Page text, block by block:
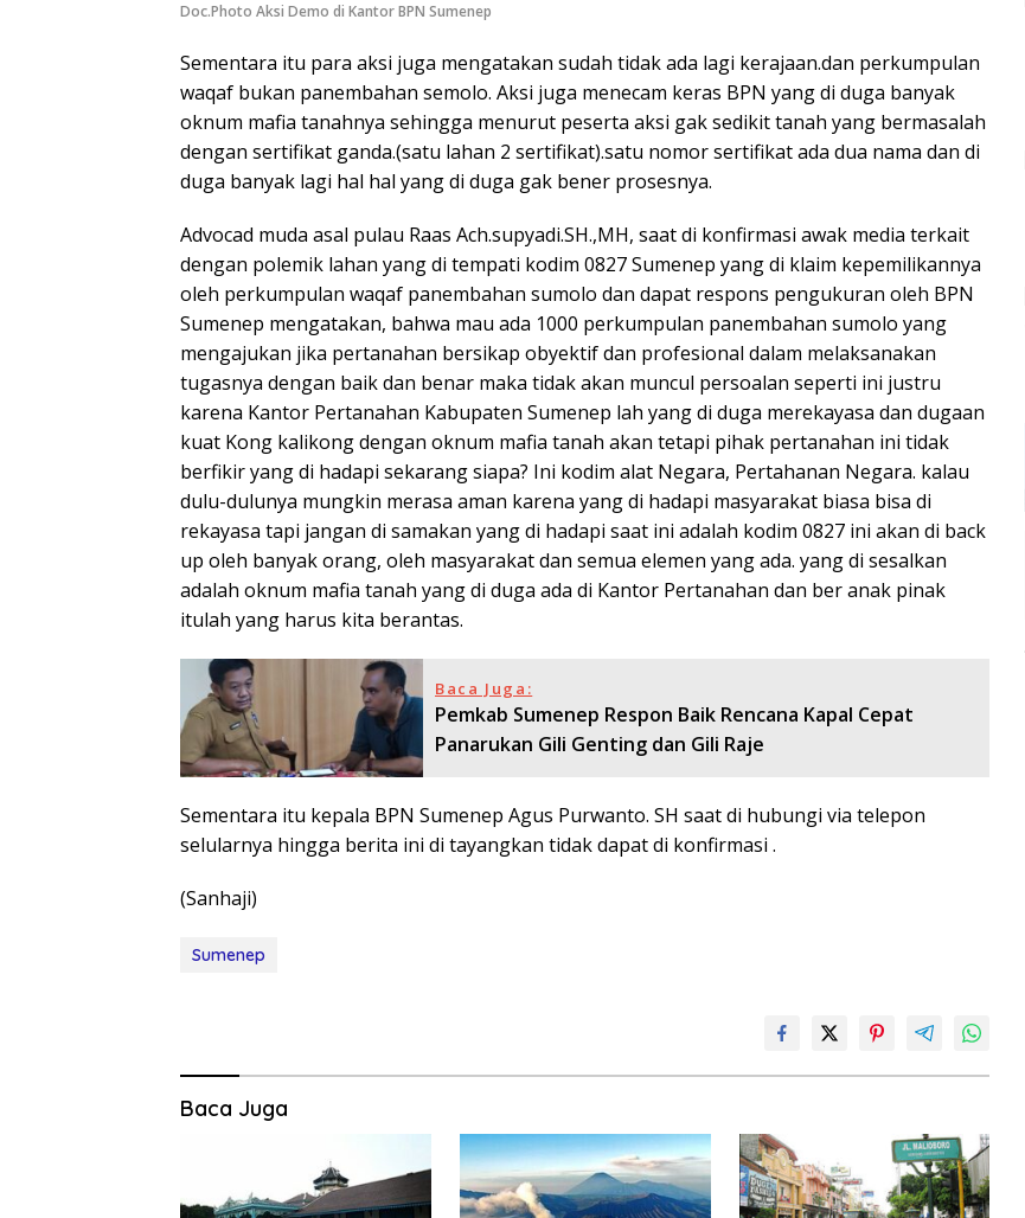
Doc.Photo Aksi Demo di Kantor BPN Sumenep
Sementara itu para aksi juga mengatakan sudah tidak ada lagi kerajaan.dan perkumpulan
waqaf bukan panembahan semolo. Aksi juga menecam keras BPN yang di duga banyak
oknum mafia tanahnya sehingga menurut peserta aksi gak sedikit tanah yang bermasalah
dengan sertifikat ganda.(satu lahan 2 sertifikat).satu nomor sertifikat ada dua nama dan di
duga banyak lagi hal hal yang di duga gak bener prosesnya.
Advocad muda asal pulau Raas Ach.supyadi.SH.,MH, saat di konfirmasi awak media terkait
dengan polemik lahan yang di tempati kodim 0827 Sumenep yang di klaim kepemilikannya
oleh perkumpulan waqaf panembahan sumolo dan dapat respons pengukuran oleh BPN
Sumenep mengatakan, bahwa mau ada 1000 perkumpulan panembahan sumolo yang
mengajukan jika pertanahan bersikap obyektif dan profesional dalam melaksanakan
tugasnya dengan baik dan benar maka tidak akan muncul persoalan seperti ini justru
karena Kantor Pertanahan Kabupaten Sumenep lah yang di duga merekayasa dan dugaan
kuat Kong kalikong dengan oknum mafia tanah akan tetapi pihak pertanahan ini tidak
berfikir yang di hadapi sekarang siapa? Ini kodim alat Negara, Pertahanan Negara. kalau
dulu-dulunya mungkin merasa aman karena yang di hadapi masyarakat biasa bisa di
rekayasa tapi jangan di samakan yang di hadapi saat ini adalah kodim 0827 ini akan di back
up oleh banyak orang, oleh masyarakat dan semua elemen yang ada. yang di sesalkan
adalah oknum mafia tanah yang di duga ada di Kantor Pertanahan dan ber anak pinak
itulah yang harus kita berantas.
Baca Juga:
Pemkab Sumenep Respon Baik Rencana Kapal Cepat
Panarukan Gili Genting dan Gili Raje
Sementara itu kepala BPN Sumenep Agus Purwanto. SH saat di hubungi via telepon
selularnya hingga berita ini di tayangkan tidak dapat di konfirmasi .
(Sanhaji)
Sumenep
Baca Juga